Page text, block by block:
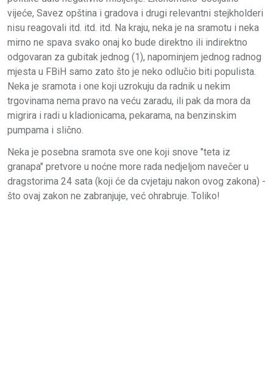
vijeće, Savez opština i gradova i drugi relevantni stejkholderi
nisu reagovali itd. itd. itd. Na kraju, neka je na sramotu i neka
mirno ne spava svako onaj ko bude direktno ili indirektno
odgovaran za gubitak jednog (1), napominjem jednog radnog
mjesta u FBiH samo zato što je neko odlučio biti populista.
Neka je sramota i one koji uzrokuju da radnik u nekim
trgovinama nema pravo na veću zaradu, ili pak da mora da
migrira i radi u kladionicama, pekarama, na benzinskim
pumpama i slično.
Neka je posebna sramota sve one koji snove "teta iz
granapa" pretvore u noćne more rada nedjeljom navečer u
dragstorima 24 sata (koji će da cvjetaju nakon ovog zakona) -
što ovaj zakon ne zabranjuje, već ohrabruje. Toliko!